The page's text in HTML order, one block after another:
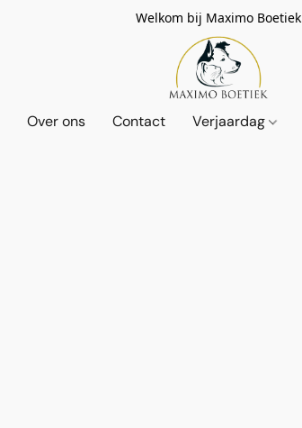
Welkom bij Maximo Boetiek
Over ons Contact Verjaardag